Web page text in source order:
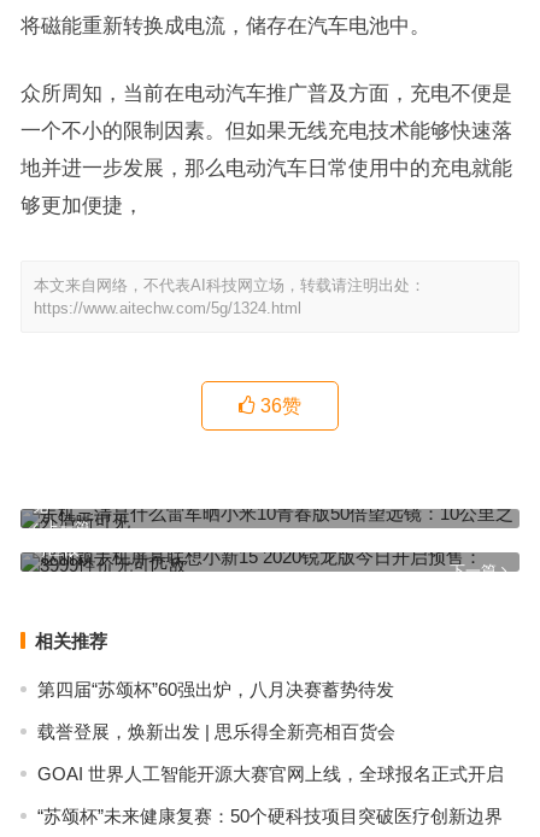
将磁能重新转换成电流，储存在汽车电池中。
众所周知，当前在电动汽车推广普及方面，充电不便是
一个不小的限制因素。但如果无线充电技术能够快速落
地并进一步发展，那么电动汽车日常使用中的充电就能
够更加便捷，
本文来自网络，不代表AI科技网立场，转载请注明出处：
https://www.aitechw.com/5g/1324.html
36赞
上一篇
见
下一篇
赵丽颖手机屏幕联想小新15 2020锐龙版今日开启预售：3999性价无
可匹敌
相关推荐
第四届“苏颂杯”60强出炉，八月决赛蓄势待发
载誉登展，焕新出发 | 思乐得全新亮相百货会
GOAI 世界人工智能开源大赛官网上线，全球报名正式开启
“苏颂杯”未来健康复赛：50个硬科技项目突破医疗创新边界